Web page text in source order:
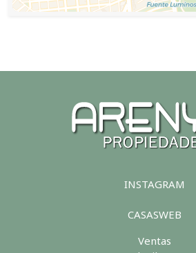
INSTAGRAM
CASASWEB
Ventas